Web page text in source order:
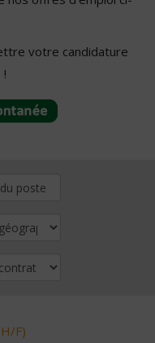
votre candidature
F)